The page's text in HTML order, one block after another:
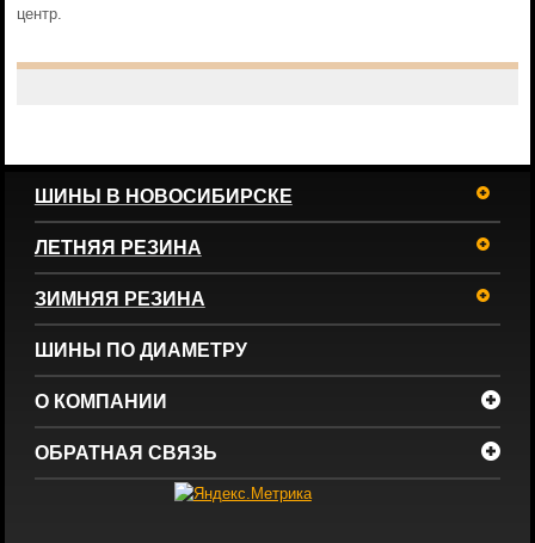
центр.
ШИНЫ В НОВОСИБИРСКЕ
ЛЕТНЯЯ РЕЗИНА
ЗИМНЯЯ РЕЗИНА
ШИНЫ ПО ДИАМЕТРУ
О КОМПАНИИ
ОБРАТНАЯ СВЯЗЬ